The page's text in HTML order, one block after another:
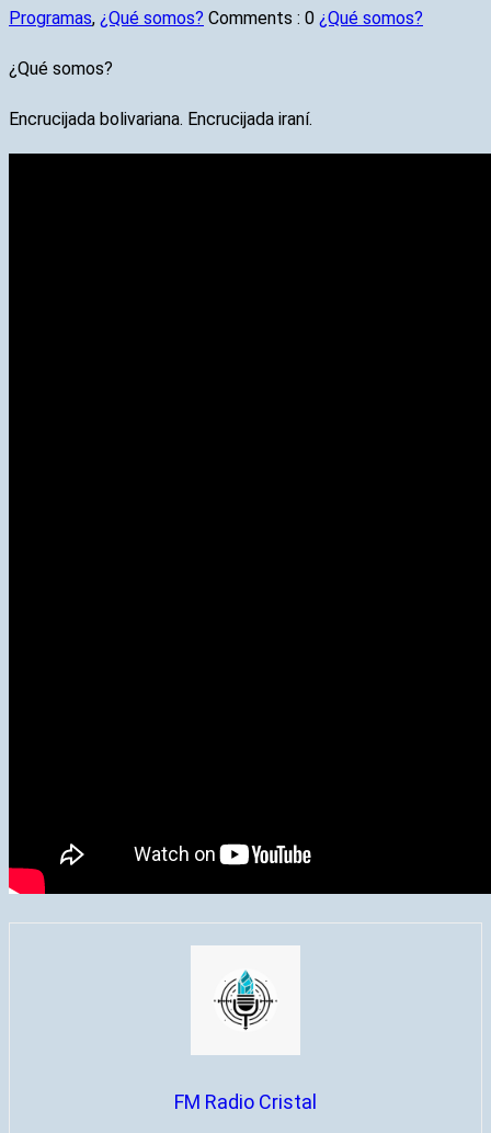
Programas, ¿Qué somos? Comments : 0 ¿Qué somos?
¿Qué somos?
Encrucijada bolivariana. Encrucijada iraní.
FM Radio Cristal